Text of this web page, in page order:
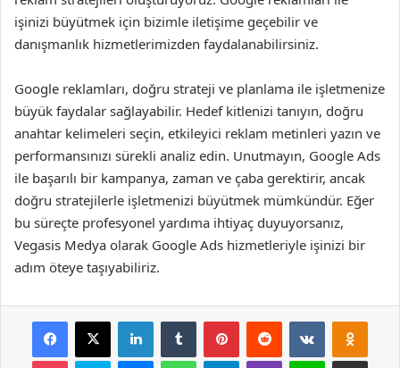
işinizi büyütmek için bizimle iletişime geçebilir ve
danışmanlık hizmetlerimizden faydalanabilirsiniz.
Google reklamları, doğru strateji ve planlama ile işletmenize
büyük faydalar sağlayabilir. Hedef kitlenizi tanıyın, doğru
anahtar kelimeleri seçin, etkileyici reklam metinleri yazın ve
performansınızı sürekli analiz edin. Unutmayın, Google Ads
ile başarılı bir kampanya, zaman ve çaba gerektirir, ancak
doğru stratejilerle işletmenizi büyütmek mümkündür. Eğer
bu süreçte profesyonel yardıma ihtiyaç duyuyorsanız,
Vegasis Medya olarak Google Ads hizmetleriyle işinizi bir
adım öteye taşıyabiliriz.
Facebook
X LinkedInTumblr PinterestReddit VKontakte
Pocket Skype MessengerWhatsAppTelegramViber Line E-Posta ile